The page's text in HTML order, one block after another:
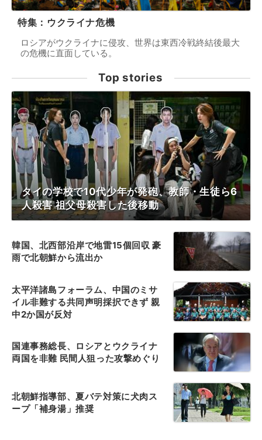
特集：ウクライナ危機
ロシアがウクライナに侵攻、世界は東西冷戦終結後最大
の危機に直面している。
Top stories
タイの学校で10代少年が発砲、教師・生徒ら6
人殺害 祖父母殺害した後移動
韓国、北西部沿岸で地雷15個回収 豪
雨で北朝鮮から流出か
太平洋諸島フォーラム、中国のミサ
イル非難する共同声明採択できず 親
中2か国が反対
国連事務総長、ロシアとウクライナ
両国を非難 民間人狙った攻撃めぐり
北朝鮮指導部、夏バテ対策に犬肉ス
ープ「補身湯」推奨